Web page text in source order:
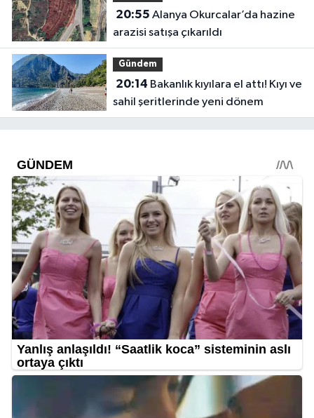
20:55
arazisi satışa çıkarıldı
Gündem
20:14
sahil şeritlerinde yeni dönem